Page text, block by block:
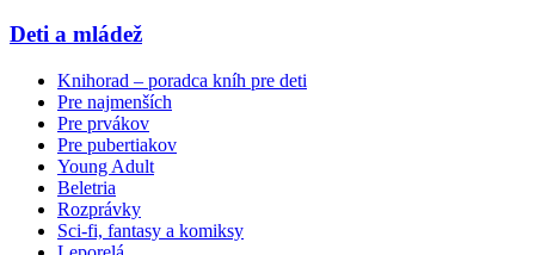
Deti a mládež
Knihorad – poradca kníh pre deti
Pre najmenších
Pre prvákov
Pre pubertiakov
Young Adult
Beletria
Rozprávky
Sci-fi, fantasy a komiksy